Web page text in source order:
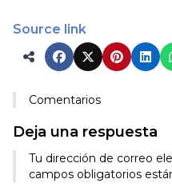
Source link
Comentarios
Deja una respuesta
Tu dirección de correo
campos obligatorios